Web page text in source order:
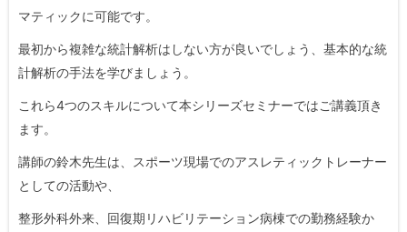
マティックに可能です。
最初から複雑な統計解析はしない方が良いでしょう、基本的な統
計解析の手法を学びましょう。
これら4つのスキルについて本シリーズセミナーではご講義頂き
ます。
講師の鈴木先生は、スポーツ現場でのアスレティックトレーナー
としての活動や、
整形外科外来、回復期リハビリテーション病棟での勤務経験か